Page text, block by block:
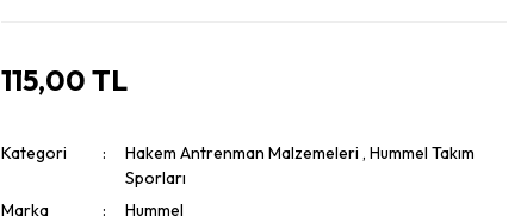
115,00 TL
Kategori Hakem Antrenman Malzemeleri , Hummel Takım
Sporları
Marka
Hummel